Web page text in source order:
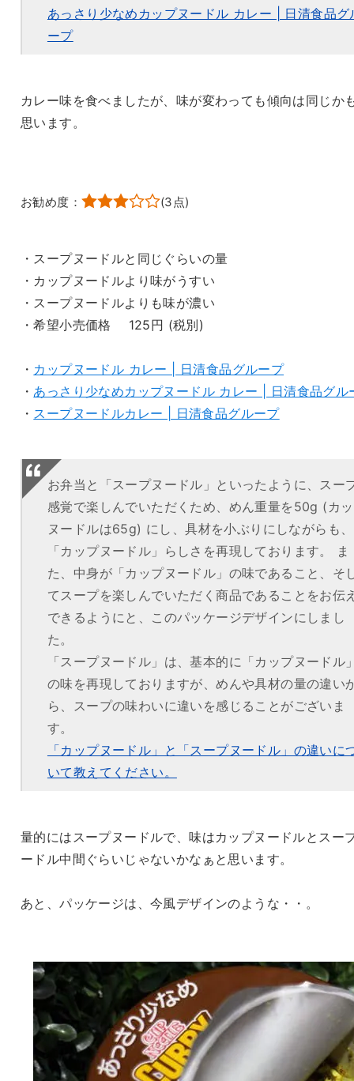
あっさり少なめカップヌードル カレー | 日清食品グ
ープ
カレー味を食べましたが、味が変わっても傾向は同じか
思います。
お勧め度： (3 点)
・スープヌードルと同じぐらいの量
・カップヌードルより味がうすい
・スープヌードルよりも味が濃い
・希望小売価格 125円 (税別)
・ カップヌードル カレー | 日清食品グループ
・ あっさり少なめカップヌードル カレー | 日清食品グル
・ スープヌードルカレー | 日清食品グループ
お弁当と「スープヌードル」といったように、スー
感覚で楽しんでいただくため、めん重量を50g (カ
ヌードルは65g) にし、具材を小ぶりにしながらも、
「カップヌードル」らしさを再現しております。 ま
た、中身が「カップヌードル」の味であること、そ
てスープを楽しんでいただく商品であることをお伝
できるようにと、このパッケージデザインにしまし
た。
「スープヌードル」は、基本的に「カップヌードル
の味を再現しておりますが、めんや具材の量の違い
ら、スープの味わいに違いを感じることがございま
す。
「カップヌードル」と「スープヌードル」の違いに
いて教えてください。
量的にはスープヌードルで、味はカップヌードルとスー
ードル中間ぐらいじゃないかなぁと思います。
あと、パッケージは、今風デザインのような・・。